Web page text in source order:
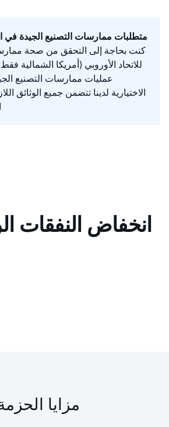
متطلبات ممارسات التصنيع الجيدة في
كنت بحاجة إلى التحقق من صحة
للاتحاد الأوروبي (أمريكا الشمالية
عمليات ممارسات التصنيع
الاختيارية لدينا تتضمن جميع الوثائق
انخفاض النفقات
مزايا